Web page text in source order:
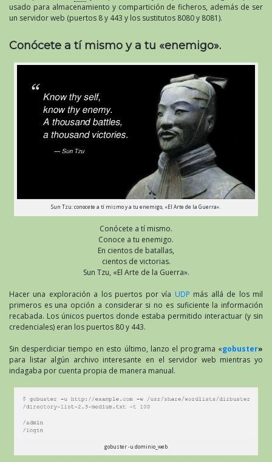
usado para almacenamiento y compartición de ficheros, además de ser
un servidor web (puertos 8 y 443 y los sustitutos 8080 y 8081).
Conócete a tí mismo y a tu «enemigo».
Sun Tzu: conocete a tí mismo y a tu enemigo, «El Arte de la Guerra».
Conócete a tí mismo.
Conoce a tu enemigo.
En cientos de batallas,
cientos de victorias.
Sun Tzu, «El Arte de la Guerra».
Hacer una exploración a los puertos por vía UDP más allá de los mil
primeros es una opción a considerar si no es suficiente la información
recabada. Los únicos puertos donde estaba permitido interactuar (y sin
credenciales) eran los puertos 80 y 443.
Sin desperdiciar tiempo en esto último, lanzo el programa «gobuster»
para listar algún archivo interesante en el servidor web mientras yo
indagaba por cuenta propia de manera manual.
gobuster -u dominio_web